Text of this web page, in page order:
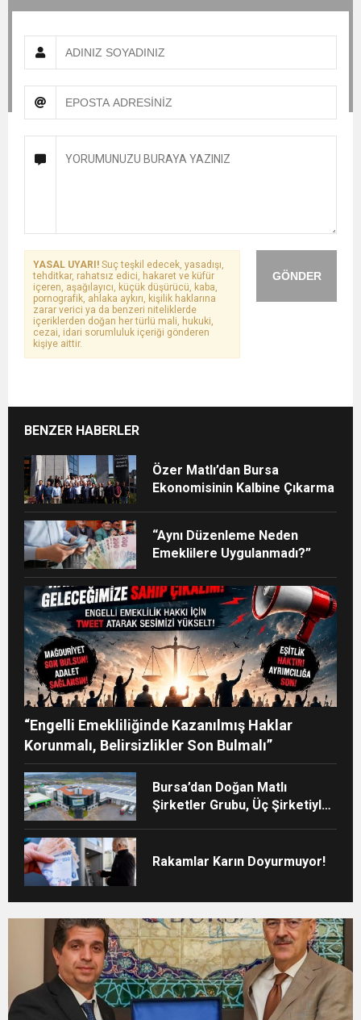
GÖNDER
YASAL UYARI! Suç teşkil edecek, yasadışı,
tehditkar, rahatsız edici, hakaret ve küfür
içeren, aşağılayıcı, küçük düşürücü, kaba,
pornografik, ahlaka aykırı, kişilik haklarına
zarar verici ya da benzeri niteliklerde
içeriklerden doğan her türlü mali, hukuki,
cezai, idari sorumluluk içeriği gönderen
kişiye aittir.
BENZER HABERLER
Özer Matlı’dan Bursa
Ekonomisinin Kalbine Çıkarma
“Aynı Düzenleme Neden
Emeklilere Uygulanmadı?”
“Engelli Emekliliğinde Kazanılmış Haklar
Korunmalı, Belirsizlikler Son Bulmalı”
Bursa’dan Doğan Matlı
Şirketler Grubu, Üç Şirketiyle
Rakamlar Karın Doyurmuyor!